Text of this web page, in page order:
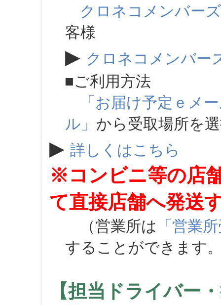
クロネコメンバーズ
客様
▶ クロネコメンバー
■ご利用方法
「お届け予定ｅメ
ル」 から受取場所を
▶ 詳しくはこちら
※コンビニ等の店
て直接店舗へ発送
（営業所は 「営業
することができます
【担当ドライバー